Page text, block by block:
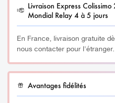
Livraison Express
Mondial Relay 4 à 5 jours
En France, livraison gratuite
nous contacter pour l'étranger.
Avantages fidélités